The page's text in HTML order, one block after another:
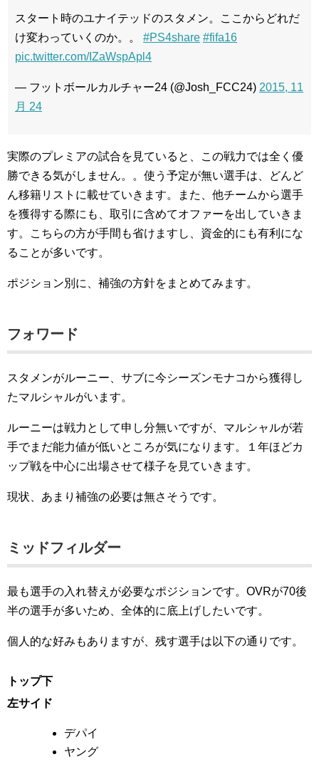
スタート時のユナイテッドのスタメン。ここからどれだ
け変わっていくのか。。 #PS4share #fifa16
pic.twitter.com/IZaWspApl4
— フットボールカルチャー24 (@Josh_FCC24) 2015, 11
月 24
実際のプレミアの試合を見ていると、この戦力では全く優
勝できる気がしません。。使う予定が無い選手は、どんど
ん移籍リストに載せていきます。また、他チームから選手
を獲得する際にも、取引に含めてオファーを出していきま
す。こちらの方が手間も省けますし、資金的にも有利にな
ることが多いです。
ポジション別に、補強の方針をまとめてみます。
フォワード
スタメンがルーニー、サブに今シーズンモナコから獲得し
たマルシャルがいます。
ルーニーは戦力として申し分無いですが、マルシャルが若
手でまだ能力値が低いところが気になります。１年ほどカ
ップ戦を中心に出場させて様子を見ていきます。
現状、あまり補強の必要は無さそうです。
ミッドフィルダー
最も選手の入れ替えが必要なポジションです。OVRが70後
半の選手が多いため、全体的に底上げしたいです。
個人的な好みもありますが、残す選手は以下の通りです。
トップ下
左サイド
デパイ
ヤング